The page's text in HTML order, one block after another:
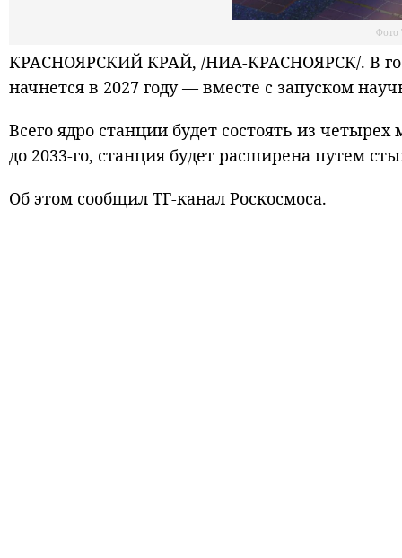
Фото
КРАСНОЯРСКИЙ КРАЙ, /НИА-КРАСНОЯРСК/. В
начнется в 2027 году — вместе с запуском
Всего ядро станции будет состоять из
до 2033-го, станция будет расширена путем
Об этом сообщил ТГ-канал Роскосмоса.